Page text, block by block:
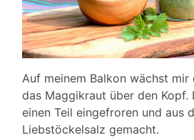
Auf meinem Balkon wächst
das Maggikraut über den Kopf.
einen Teil eingefroren und aus
Liebstöckelsalz gemacht.